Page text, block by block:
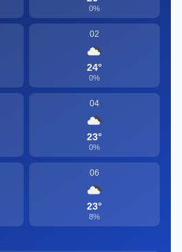
0%
02
24°
0%
04
23°
0%
06
23°
8%